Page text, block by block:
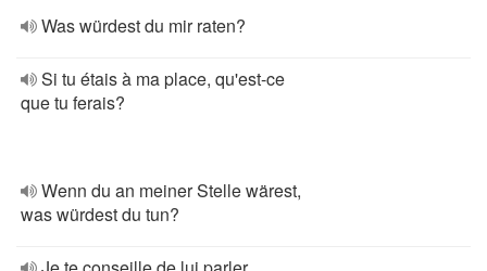
Was würdest du mir raten?
Si tu étais à ma place, qu'est-ce
que tu ferais?
Wenn du an meiner Stelle wärest,
was würdest du tun?